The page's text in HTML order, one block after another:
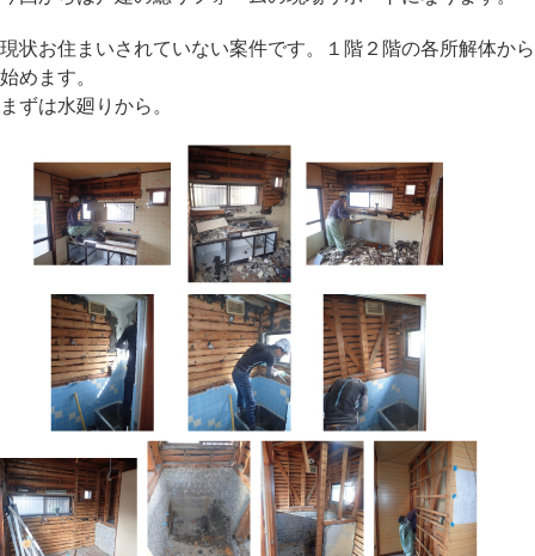
漏
現状お住まいされていない案件です。１階２階の各所解体から
始めます。
まずは水廻りから。